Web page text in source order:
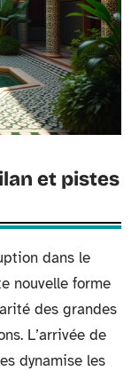
et pistes
dans le
nouvelle forme
des grandes
L’arrivée de
dynamise les